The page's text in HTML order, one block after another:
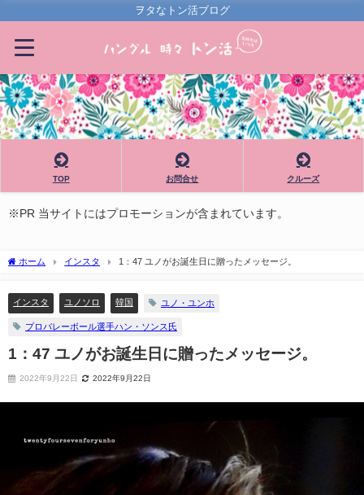
ヲタなトン活ブログ
TOP お問合せ クルーズ
※PR 当サイトにはプロモーションが含まれています。
ホーム インスタ 1：47 ユノがお誕生日に贈ったメッセージ。
インスタ ユノソロ 韓国 ユノ・ユンホ
プロバレーボール選手ハン・ソンス氏
1：47 ユノがお誕生日に贈ったメッセージ。
2022年9月22日 2022年9月22日